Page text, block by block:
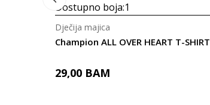
Dostupno boja:1
Champion ALL OVER HEART T-SHIRT
Dječija majica
29,00 BAM